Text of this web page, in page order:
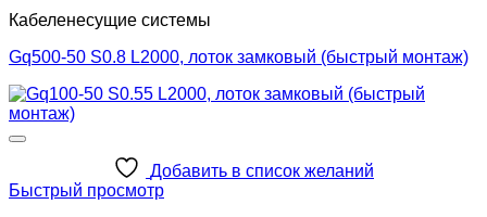
Кабеленесущие системы
Gq500-50 S0.8 L2000, лоток замковый (быстрый монтаж)
Добавить в список желаний
Быстрый просмотр